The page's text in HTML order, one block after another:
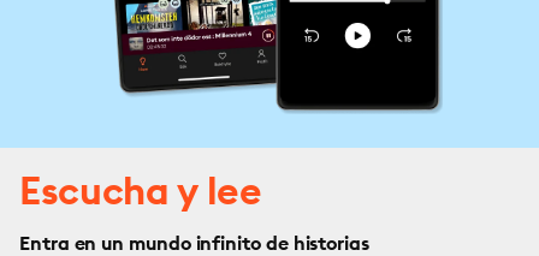
Escucha y lee
Entra en un mundo infinito de historias